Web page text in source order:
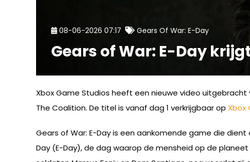
08-06-2026 07:17 Gears Of War: E-Day
Gears of War: E-Day
Xbox Game Studios heeft een nieuwe video uitgebracht
The Coalition. De titel is vanaf dag 1 verkrijgbaar op Xbox
Gears of War: E-Day is een aankomende game die
Day (E-Day), de dag waarop de mensheid op de